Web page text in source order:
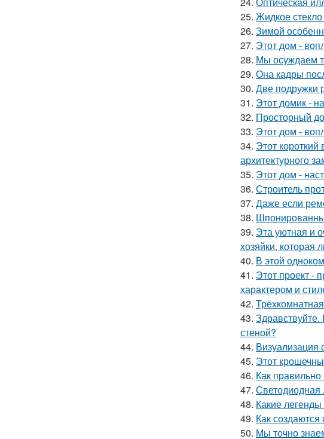
25. Жидкое
26. Зимой
27. Этот дом -
28. Мы осуждаем
29. Она кадры
30. Две подружки
31. Этот домик -
32. Просторный
33. Этот дом -
34. Этот
архитектурного
35. Этот дом -
36. Строитель
37. Даже если
38.
39. Эта уютная и
хозяйки, которая
40. В этой
41. Этот проект -
характером и
42.
43.
стеной?
44. Визуализация
45. Этот
46. Как
47. Светодиодная
48. Какие
49. Как
50. Мы точно